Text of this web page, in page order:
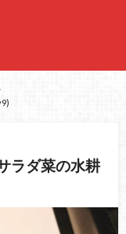
ラダ菜の水耕